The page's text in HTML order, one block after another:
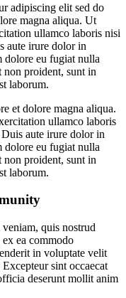
adipiscing elit sed do
magna aliqua. Ut
ullamco laboris nisi
aute irure dolor in
dolore eu fugiat nulla
non proident, sunt in
laborum.
et dolore magna aliqua.
ullamco laboris
aute irure dolor in
dolore eu fugiat nulla
non proident, sunt in
laborum.
quis nostrud
ea commodo
in voluptate velit
sint occaecat
deserunt mollit anim